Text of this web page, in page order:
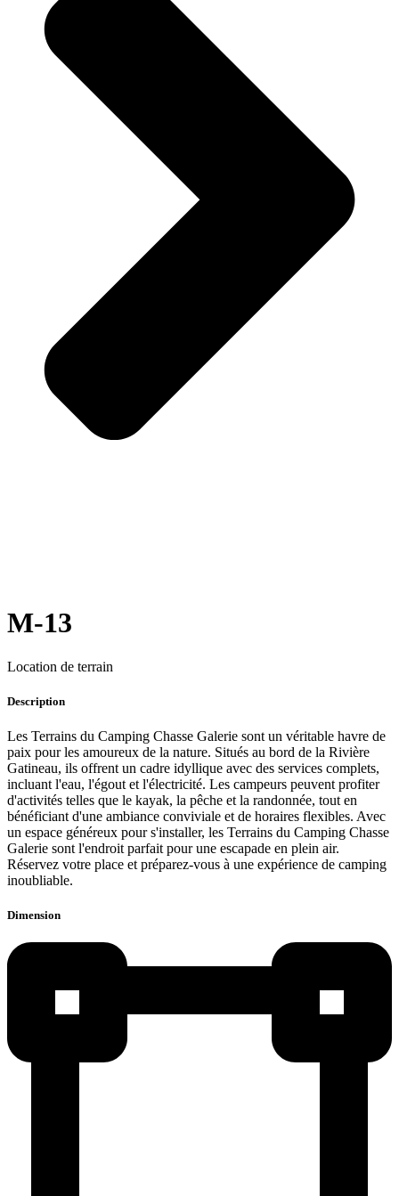
M-13
Location de terrain
Description
Les Terrains du Camping Chasse Galerie sont un véritable havre de
paix pour les amoureux de la nature. Situés au bord de la Rivière
Gatineau, ils offrent un cadre idyllique avec des services complets,
incluant l'eau, l'égout et l'électricité. Les campeurs peuvent profiter
d'activités telles que le kayak, la pêche et la randonnée, tout en
bénéficiant d'une ambiance conviviale et de horaires flexibles. Avec
un espace généreux pour s'installer, les Terrains du Camping Chasse
Galerie sont l'endroit parfait pour une escapade en plein air.
Réservez votre place et préparez-vous à une expérience de camping
inoubliable.
Dimension